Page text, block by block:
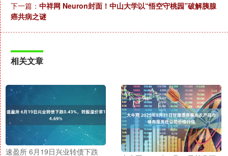
下一篇： 中祥网 Neuron封面！中山大学以“悟空守桃园”破解胰腺
癌共病之谜
相关文章
速盈所 6月19日兴业转债下跌